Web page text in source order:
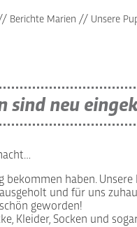
Berichte Marien // Unsere
sind neu
haben. Unsere
und für uns
geworden!
Kleider, Socken und